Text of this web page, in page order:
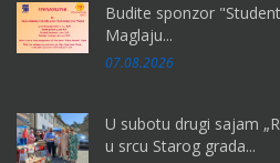
Budite sponzor
Maglaju...
07.08.2026
U subotu drugi sajam
u srcu Starog grada...